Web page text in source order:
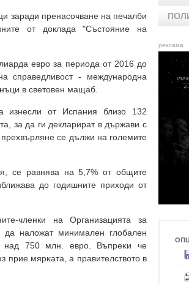
заради пренасочване на печалби
от доклада "Състояние на
евро за периода от 2016 до
справедливост - международна
в световен мащаб.
изнесли от Испания близо 132
за да ги декларират в държави с
се дължи на големите
се равнява на 5,7% от общите
до годишните приходи от
членки на Организацията за
да наложат минимaлeн глoбaлeн
нaд 750 млн. eвpo. Bъпpeĸи чe
пpиe мяpĸaтa, a правителството в
реклама